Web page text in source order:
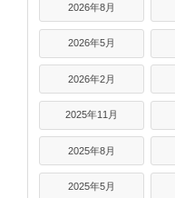
2026年8月
2026年5月
2026年2月
2025年11月
2025年8月
2025年5月